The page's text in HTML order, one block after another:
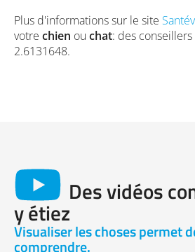
Plus d'informations sur le site
votre chien ou chat: des
2.6131648.
Des vidéos
y étiez
Visualiser les choses permet
comprendre.